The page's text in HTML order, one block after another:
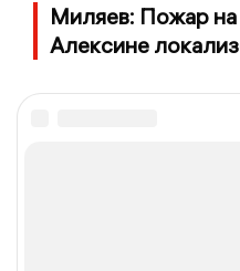
Миляев: Пожар на
Алексине